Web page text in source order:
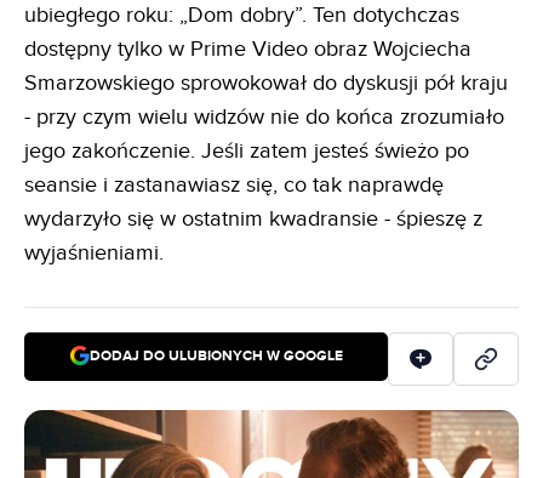
ubiegłego roku: „Dom dobry”. Ten dotychczas
dostępny tylko w Prime Video obraz Wojciecha
Smarzowskiego sprowokował do dyskusji pół kraju
- przy czym wielu widzów nie do końca zrozumiało
jego zakończenie. Jeśli zatem jesteś świeżo po
seansie i zastanawiasz się, co tak naprawdę
wydarzyło się w ostatnim kwadransie - śpieszę z
wyjaśnieniami.
DODAJ DO ULUBIONYCH W GOOGLE